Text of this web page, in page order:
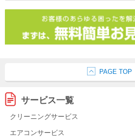
PAGE TOP
サービス一覧
クリーニングサービス
エアコンサービス